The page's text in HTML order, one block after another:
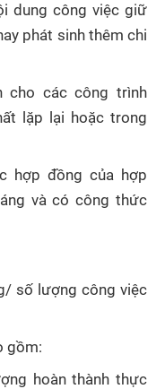
dung công việc giữ
phát sinh thêm chi
cho các công trình
lặp lại hoặc trong
hợp đồng của hợp
và có công thức
số lượng công việc
gồm:
hoàn thành thực